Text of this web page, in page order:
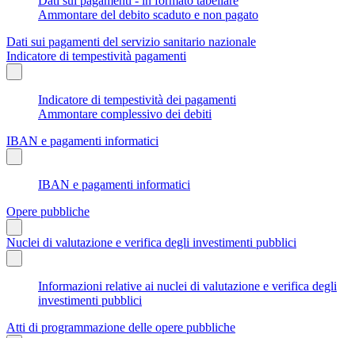
Ammontare del debito scaduto e non pagato
Dati sui pagamenti del servizio sanitario nazionale
Indicatore di tempestività pagamenti
Indicatore di tempestività dei pagamenti
Ammontare complessivo dei debiti
IBAN e pagamenti informatici
IBAN e pagamenti informatici
Opere pubbliche
Nuclei di valutazione e verifica degli investimenti pubblici
Informazioni relative ai nuclei di valutazione e verifica degli
investimenti pubblici
Atti di programmazione delle opere pubbliche